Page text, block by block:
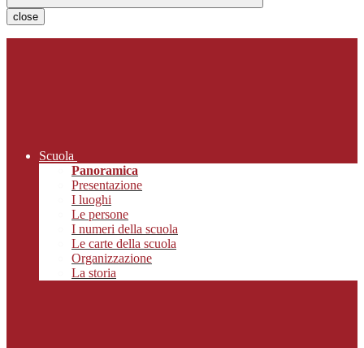
close
Scuola
Panoramica
Presentazione
I luoghi
Le persone
I numeri della scuola
Le carte della scuola
Organizzazione
La storia